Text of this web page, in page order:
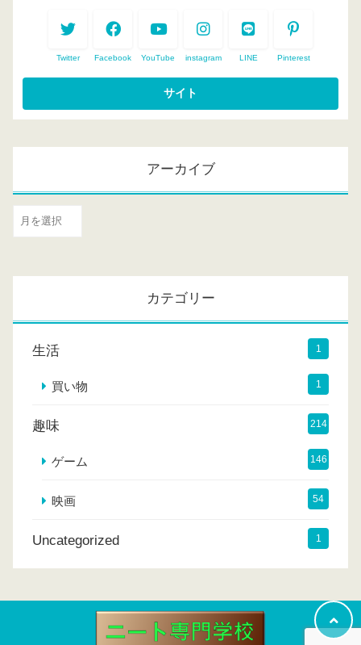
Twitter Facebook YouTube instagram LINE Pinterest
アーカイブ
ア
ー
イ
カテゴリー
生活 1
買い物 1
趣味 214
ゲーム 146
映画 54
Uncategorized 1